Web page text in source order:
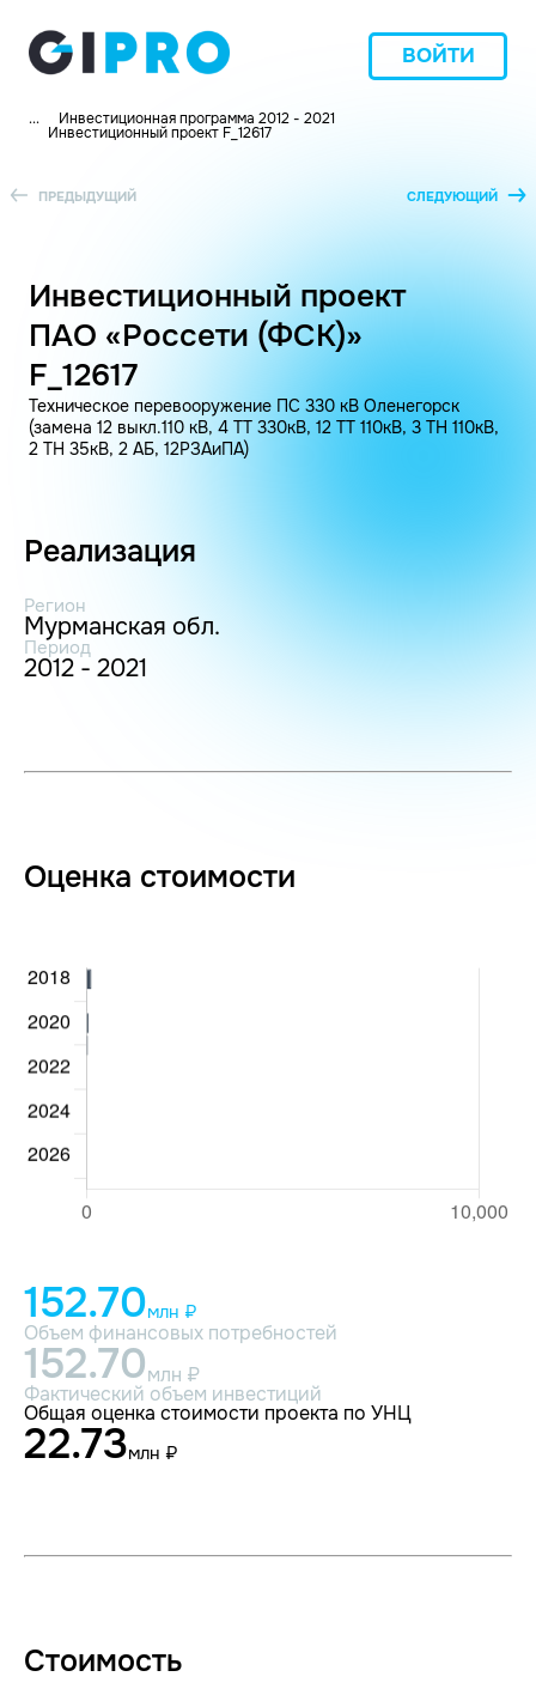
ВОЙТИ
... Инвестиционная программа 2012 - 2021
Инвестиционный проект F_12617
ПРЕДЫДУЩИЙ СЛЕДУЮЩИЙ
Инвестиционный проект
ПАО «Россети (ФСК)»
F_12617
Техническое перевооружение ПС 330 кВ Оленегорск
(замена 12 выкл.110 кВ, 4 ТТ 330кВ, 12 ТТ 110кВ, 3 ТН 110кВ,
2 ТН 35кВ, 2 АБ, 12РЗАиПА)
Реализация
Регион
Мурманская обл.
Период
2012 - 2021
Оценка стоимости
152.70млн ₽
Объем финансовых потребностей
152.70млн ₽
Фактический объем инвестиций
Общая оценка стоимости проекта по УНЦ
22.73млн ₽
Стоимость